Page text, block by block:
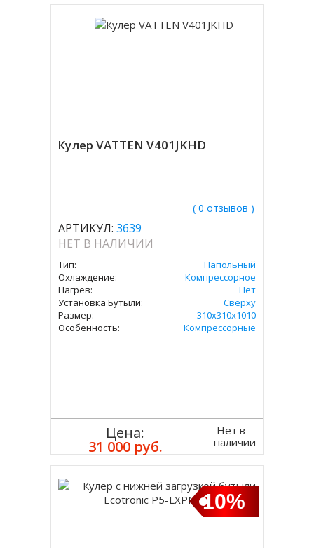
Кулер VATTEN V401JKHD
( 0 отзывов )
АРТИКУЛ: 3639
НЕТ В НАЛИЧИИ
Тип:
Напольный
Охлаждение:
Компрессорное
Нагрев:
Нет
Установка Бутыли:
Сверху
Размер:
310х310х1010
Особенность:
Компрессорные
Цена:
31 000 руб.
Нет в
наличии
10%